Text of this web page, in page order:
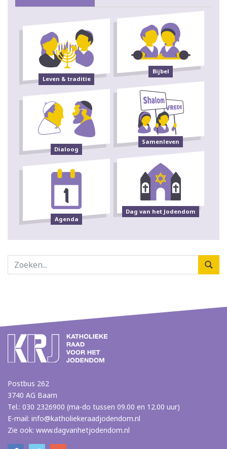
Leven & traditie
Bijbel
Dialoog
Samenleven
Agenda
Dag van het Jodendom
Postbus 262
3740 AG Baarn
Tel.: 030 2326900 (ma-do tussen 09.00 en 12.00 uur)
E-mail: info@katholiekeraadjodendom.nl
Zie ook: www.dagvanhetjodendom.nl